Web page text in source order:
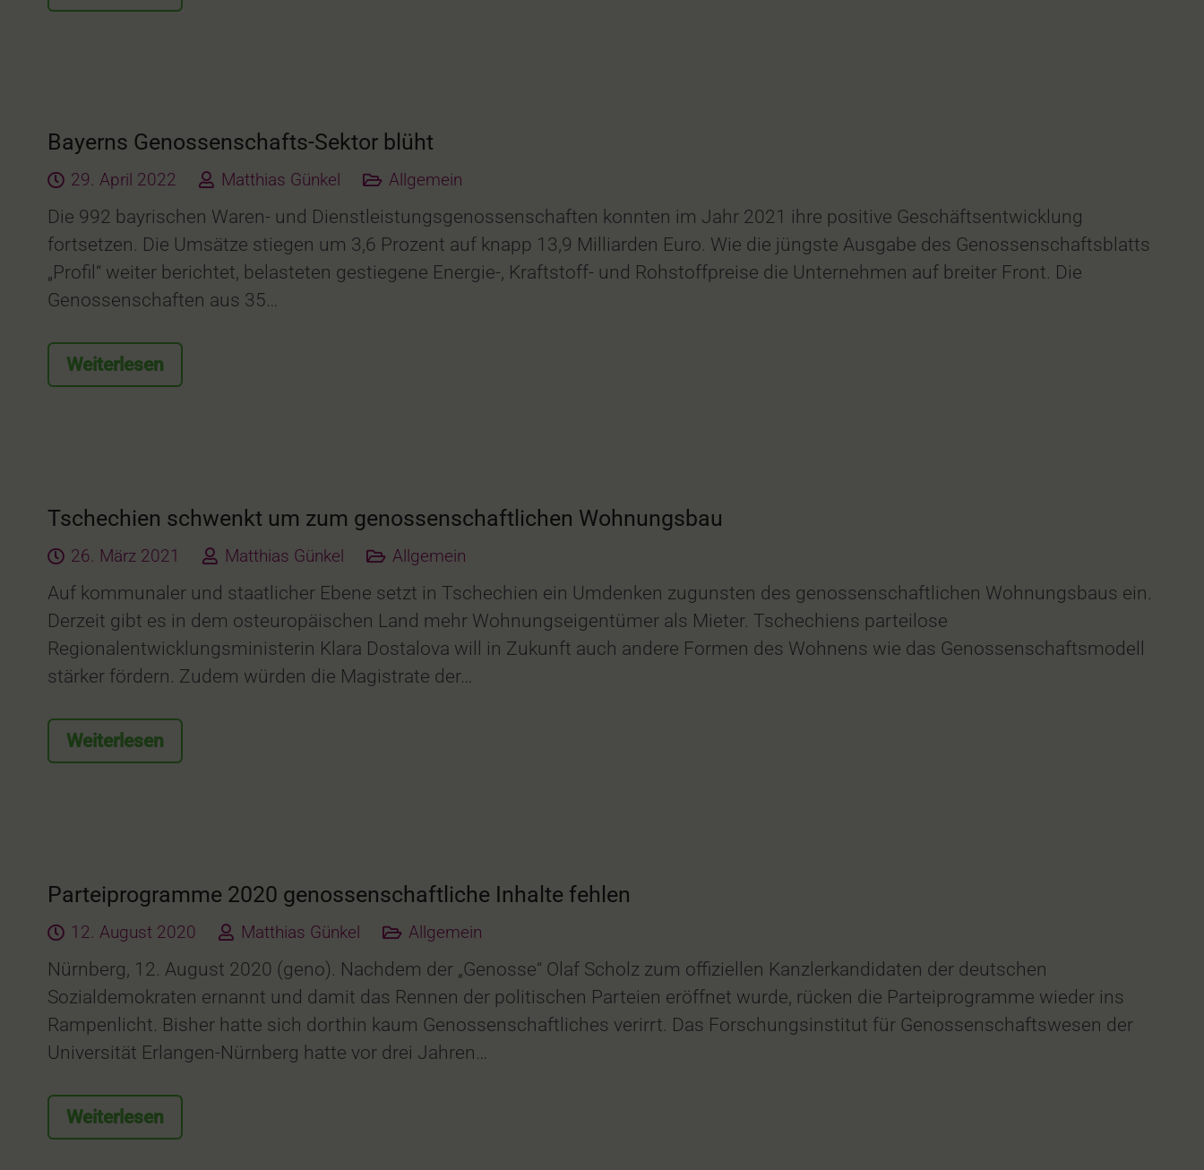
Bayerns Genossenschafts-Sektor blüht
29. April 2022 Matthias Günkel Allgemein
Die 992 bayrischen Waren- und Dienstleistungsgenossenschaften konnten im Jahr 2021 ihre positive Geschäftsentwicklung
fortsetzen. Die Umsätze stiegen um 3,6 Prozent auf knapp 13,9 Milliarden Euro. Wie die jüngste Ausgabe des Genossenschaftsblatts
„Profil“ weiter berichtet, belasteten gestiegene Energie-, Kraftstoff- und Rohstoffpreise die Unternehmen auf breiter Front. Die
Genossenschaften aus 35…
Weiterlesen
Tschechien schwenkt um zum genossenschaftlichen Wohnungsbau
26. März 2021 Matthias Günkel Allgemein
Auf kommunaler und staatlicher Ebene setzt in Tschechien ein Umdenken zugunsten des genossenschaftlichen Wohnungsbaus ein.
Derzeit gibt es in dem osteuropäischen Land mehr Wohnungseigentümer als Mieter. Tschechiens parteilose
Regionalentwicklungsministerin Klara Dostalova will in Zukunft auch andere Formen des Wohnens wie das Genossenschaftsmodell
stärker fördern. Zudem würden die Magistrate der…
Weiterlesen
Parteiprogramme 2020 genossenschaftliche Inhalte fehlen
12. August 2020 Matthias Günkel Allgemein
Nürnberg, 12. August 2020 (geno). Nachdem der „Genosse“ Olaf Scholz zum offiziellen Kanzlerkandidaten der deutschen
Sozialdemokraten ernannt und damit das Rennen der politischen Parteien eröffnet wurde, rücken die Parteiprogramme wieder ins
Rampenlicht. Bisher hatte sich dorthin kaum Genossenschaftliches verirrt. Das Forschungsinstitut für Genossenschaftswesen der
Universität Erlangen-Nürnberg hatte vor drei Jahren…
Weiterlesen